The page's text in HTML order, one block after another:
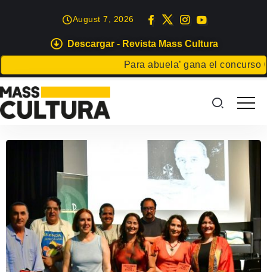
Descargar - Revista Mass Cultura
Para abuela’ gana el concurso
August 7, 2026